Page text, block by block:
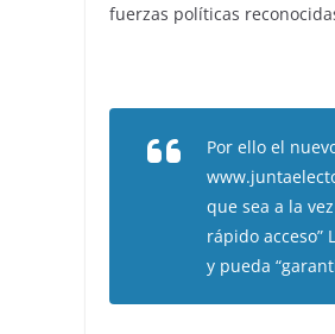
fuerzas políticas
Por ello el
que sea a la
rápido acceso”
y pueda